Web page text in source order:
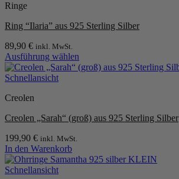
Ringe
Ring “Ilaria” aus 925 Sterling Silber
89,90 € inkl. MwSt.
Ausführung wählen
Dieses
Produkt
mehrere
auf.
Optionen
können
auf
der
Schnellansicht
Creolen
Creolen „Sarah“ (groß) aus 925 Sterling Silber
199,90 € inkl. MwSt.
In den Warenkorb
Schnellansicht